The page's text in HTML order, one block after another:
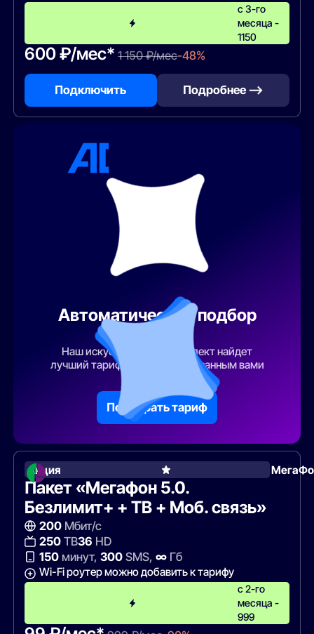
с 3-го
месяца -
1150
600 ₽/мес* 1 150 ₽/мес-48%
Подключить Подробнее —>
Автоматический подбор
Наш искусственный интеллект найдет
лучший тарифный план по указанным вами
Подобрать тариф
Акция
Пакет «Мегафон 5.0.
Безлимит+ + ТВ + Моб. связь»
200Мбит/с
250ТВ36 HD
150минут, 300SMS, ∞Гб
Wi-Fi роутер можно добавить к тарифу
с 2-го
месяца -
999